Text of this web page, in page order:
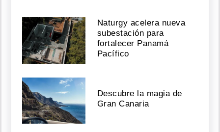
Naturgy acelera nueva
subestación para
fortalecer Panamá
Pacífico
Descubre la magia de
Gran Canaria